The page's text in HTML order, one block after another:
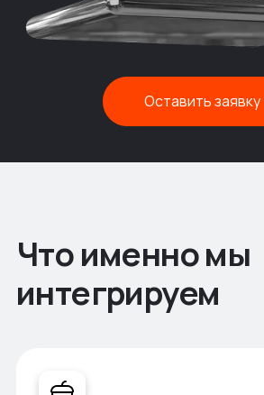
Оставить заявку
Что именно мы
интегрируем